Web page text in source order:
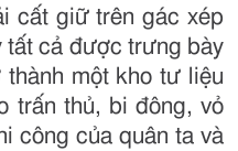
cất giữ trên gác xép
tất cả được trưng bày
thành một kho tư liệu
trấn thủ, bi đông, vỏ
công của quân ta và